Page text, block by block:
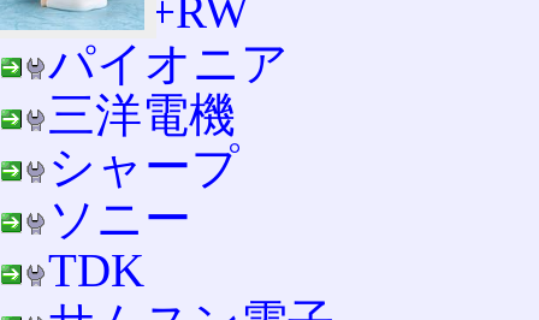
DVD+RW
パイオニア
三洋電機
シャープ
ソニー
TDK